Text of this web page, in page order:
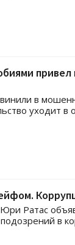
привел
в
уходит в
Ратас
в